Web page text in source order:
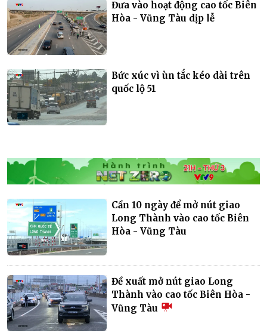
Đưa vào hoạt động cao tốc Biên
Hòa - Vũng Tàu dịp lễ
Bức xúc vì ùn tắc kéo dài trên
quốc lộ 51
Cần 10 ngày để mở nút giao
Long Thành vào cao tốc Biên
Hòa - Vũng Tàu
Đề xuất mở nút giao Long
Thành vào cao tốc Biên Hòa -
Vũng Tàu